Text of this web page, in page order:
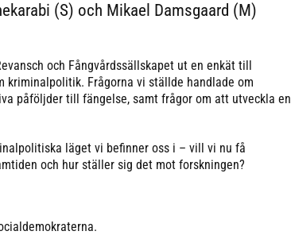
(S) och Mikael Damsgaard (M)
och Fångvårdssällskapet ut en enkät till
kriminalpolitik. Frågorna vi ställde handlade om
påföljder till fängelse, samt frågor om att utveckla en
läget vi befinner oss i – vill vi nu få
och hur ställer sig det mot forskningen?